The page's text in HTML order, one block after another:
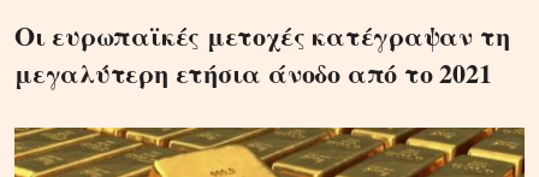
Οι ευρωπαϊκές μετοχές κατέγραψαν τη
μεγαλύτερη ετήσια άνοδο από το 2021